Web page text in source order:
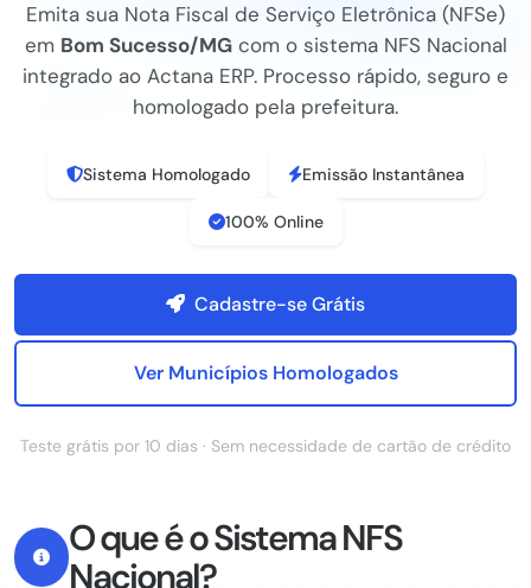
Emita sua Nota Fiscal de Serviço Eletrônica (NFSe)
em Bom Sucesso/MGcom o sistema NFS Nacional
integrado ao Actana ERP. Processo rápido, seguro e
homologado pela prefeitura.
Sistema Homologado Emissão Instantânea
100% Online
Cadastre-se Grátis
Ver Municípios Homologados
Teste grátis por 10 dias · Sem necessidade de cartão de crédito
O que é o Sistema NFS
Nacional?